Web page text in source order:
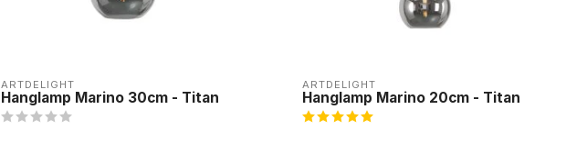
ARTDELIGHT
Hanglamp Marino 30cm - Titan
ARTDELIGHT
Hanglamp Marino 20cm - Titan